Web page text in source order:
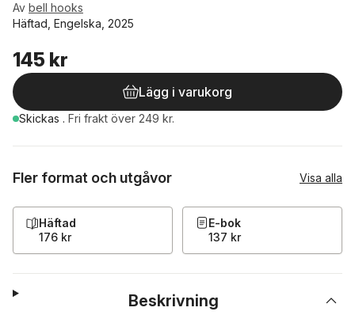
Av bell hooks
Häftad, Engelska, 2025
145 kr
Lägg i varukorg
Skickas . Fri frakt över 249 kr.
Fler format och utgåvor Visa alla
Häftad
176 kr
E-bok
137 kr
Beskrivning